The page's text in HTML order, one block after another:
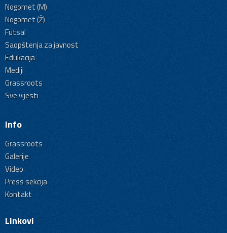
Nogomet (M)
Nogomet (Ž)
Futsal
Saopštenja za javnost
Edukacija
Mediji
Grassroots
Sve vijesti
Info
Grassroots
Galerije
Video
Press sekcija
Kontakt
Linkovi